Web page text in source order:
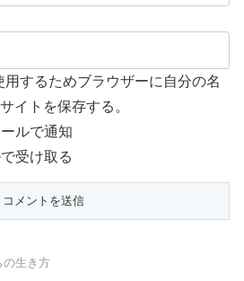
するためブラウザーに自分の名
イトを保存する。
ルで通知
受け取る
の生き方